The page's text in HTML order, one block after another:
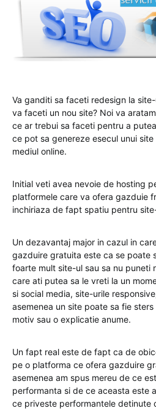
Va ganditi sa faceti redesign la
va faceti un nou site? Noi va
ce ar trebui sa faceti pentru a
ce pot sa genereze esecul unui
mediul online.
Initial veti avea nevoie de hosting
platformele care va ofera gazduie
inchiriaza de fapt spatiu pentru
Un dezavantaj major in cazul in
gazduire gratuita este ca se poate
foarte mult site-ul sau sa nu puneti
care ati putea sa le vreti la un
si social media, site-urile
asemenea un site poate sa fie
motiv sau o explicatie anume.
Un fapt real este de fapt ca de
pe o platforma ce ofera gazduire
asemenea am spus mereu de ce
performanta si de ce aceasta este
ce priveste performantele detinute